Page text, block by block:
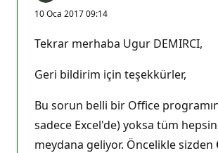
10 Oca 2017 09:14
Tekrar merhaba Ugur DEMIRCI,
Geri bildirim için teşekkürler,
Bu sorun belli bir Office
sadece Excel'de) yoksa tüm
meydana geliyor. Öncelikle sizden